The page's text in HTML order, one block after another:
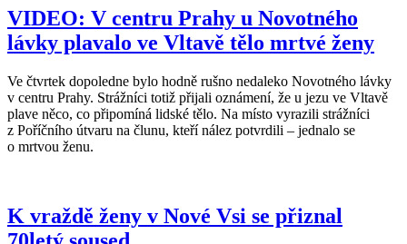
VIDEO: V centru Prahy u Novotného
lávky plavalo ve Vltavě tělo mrtvé ženy
Ve čtvrtek dopoledne bylo hodně rušno nedaleko Novotného lávky
v centru Prahy. Strážníci totiž přijali oznámení, že u jezu ve Vltavě
plave něco, co připomíná lidské tělo. Na místo vyrazili strážníci
z Poříčního útvaru na člunu, kteří nález potvrdili – jednalo se
o mrtvou ženu.
K vraždě ženy v Nové Vsi se přiznal